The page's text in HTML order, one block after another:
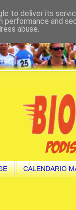
CALENDARIO
to deliver its
performance and
abuse.